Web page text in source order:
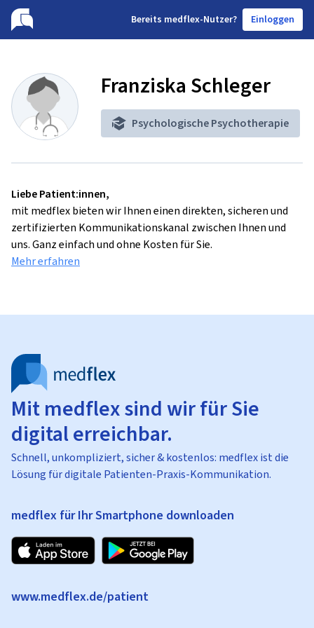
Bereits medflex-Nutzer? Einloggen
Franziska Schleger
Psychologische Psychotherapie
Liebe Patient:innen,
mit medflex bieten wir Ihnen einen direkten, sicheren und
zertifizierten Kommunikationskanal zwischen Ihnen und
uns. Ganz einfach und ohne Kosten für Sie.
Mehr erfahren
Mit medflex sind wir für Sie
digital erreichbar.
Schnell, unkompliziert, sicher & kostenlos: medflex ist die
Lösung für digitale Patienten-Praxis-Kommunikation.
medflex für Ihr Smartphone downloaden
www.medflex.de/patient